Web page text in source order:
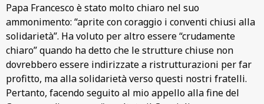
Papa Francesco è stato molto chiaro nel suo
ammonimento: “aprite con coraggio i conventi chiusi alla
solidarietà”. Ha voluto per altro essere “crudamente
chiaro” quando ha detto che le strutture chiuse non
dovrebbero essere indirizzate a ristrutturazioni per far
profitto, ma alla solidarietà verso questi nostri fratelli.
Pertanto, facendo seguito al mio appello alla fine del